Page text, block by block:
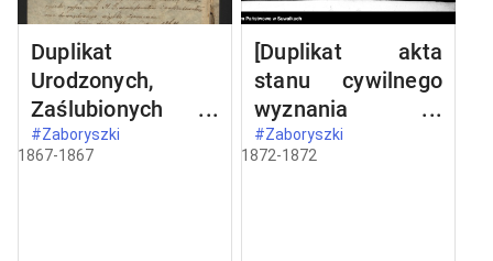
Duplikat
Urodzonych,
Zaślubionych i
Zmarłych
Wyznania
#Zaboryszki
1867-1867
[Duplikat akta
stanu cywilnego
wyznania
filipońskiego w
Zaboryszkach
#Zaboryszki
1872-1872